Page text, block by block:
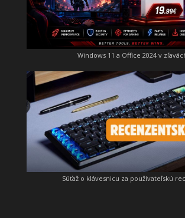
Windows 11 a Office 2024 v
Súťaž o klávesnicu za používateľskú